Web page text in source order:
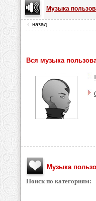
Музыка
назад
Вся музыка
Музыка
Поиск по категориям: